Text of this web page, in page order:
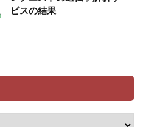
ビスの結果